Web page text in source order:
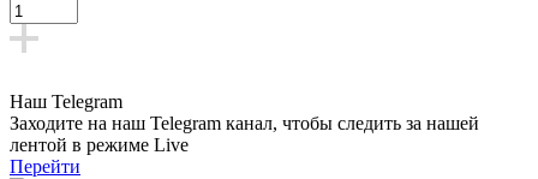
Наш Telegram
Заходите на наш Telegram канал, чтобы следить за нашей
лентой в режиме Live
Перейти